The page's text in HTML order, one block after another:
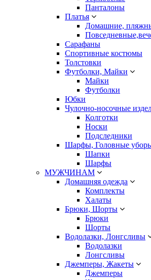
Панталоны
Платья
Домашние,
Сарафаны
Спортивные костюмы
Толстовки
Футболки, Майки
Майки
Футболки
Юбки
Чулочно-носочные
Колготки
Носки
Подследники
Шарфы, Головные
Шапки
Шарфы
МУЖЧИНАМ
Домашняя одежда
Комплекты
Халаты
Брюки, Шорты
Брюки
Шорты
Водолазки, Лонгсливы
Водолазки
Лонгсливы
Джемперы, Жакеты
Джемперы